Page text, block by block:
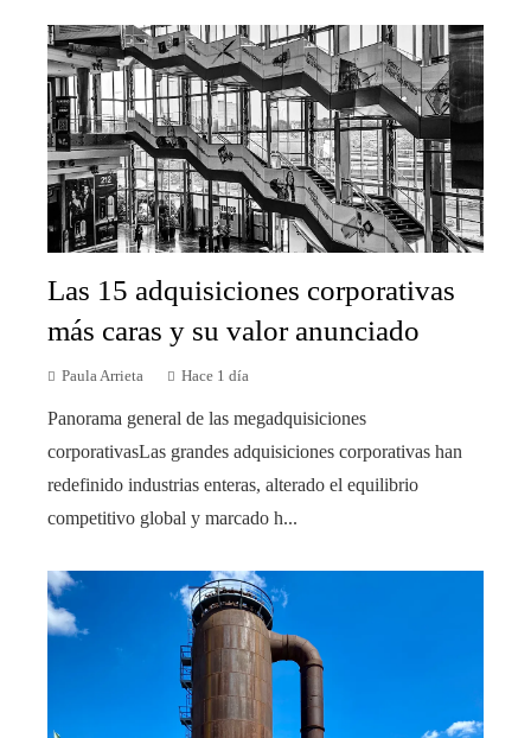
Las 15 adquisiciones corporativas
más caras y su valor anunciado
Paula Arrieta Hace 1 día
Panorama general de las megadquisiciones
corporativasLas grandes adquisiciones corporativas han
redefinido industrias enteras, alterado el equilibrio
competitivo global y marcado h...